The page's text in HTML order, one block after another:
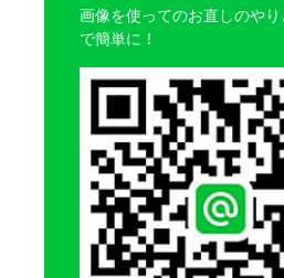
画像を使ってのお直しのや
で簡単に！